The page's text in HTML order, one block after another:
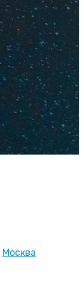
Москва